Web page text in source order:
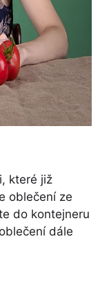
které již
oblečení ze
do kontejneru
dále